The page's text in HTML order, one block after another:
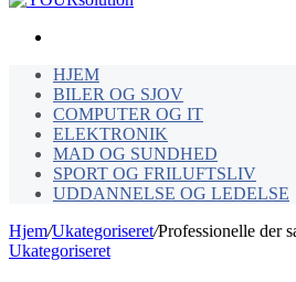
HJEM
BILER OG SJOV
COMPUTER OG IT
ELEKTRONIK
MAD OG SUNDHED
SPORT OG FRILUFTSLIV
UDDANNELSE OG LEDELSE
Hjem/Ukategoriseret/Professionelle der
Ukategoriseret